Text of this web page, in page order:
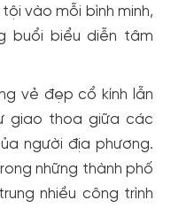
vào mỗi bình minh,
buổi biểu diễn tâm
vẻ đẹp cổ kính lẫn
giao thoa giữa các
người địa phương.
những thành phố
nhiều công trình